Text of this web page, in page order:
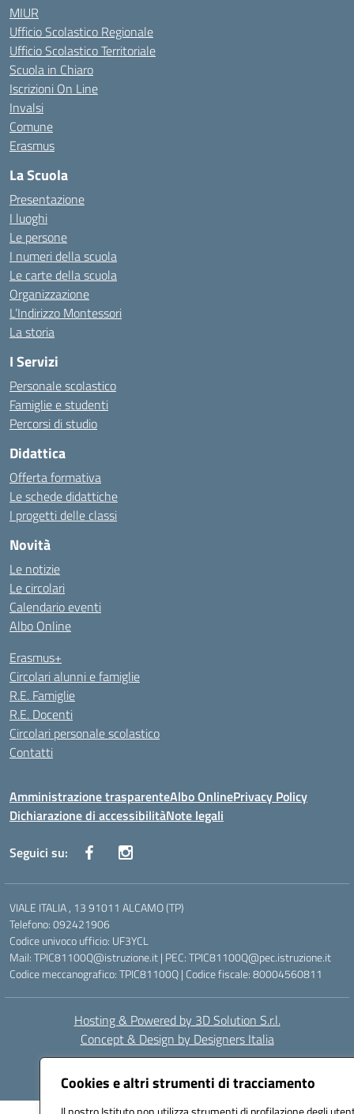
Cookies e altri strumenti di tracciamento
MIUR
Ufficio Scolastico Regionale
Ufficio Scolastico Territoriale
Scuola in Chiaro
Iscrizioni On Line
Invalsi
Comune
Erasmus
La Scuola
Presentazione
I luoghi
Le persone
I numeri della scuola
Le carte della scuola
Organizzazione
L’Indirizzo Montessori
La storia
I Servizi
Personale scolastico
Famiglie e studenti
Percorsi di studio
Didattica
Offerta formativa
Le schede didattiche
I progetti delle classi
Novità
Le notizie
Le circolari
Calendario eventi
Albo Online
Erasmus+
Circolari alunni e famiglie
R.E. Famiglie
R.E. Docenti
Circolari personale scolastico
Contatti
Amministrazione trasparenteAlbo OnlinePrivacy Policy
Dichiarazione di accessibilitàNote legali
Seguici su:
VIALE ITALIA , 13 91011 ALCAMO (TP)
Telefono: 092421906
Codice univoco ufficio: UF3YCL
Mail: TPIC81100Q@istruzione.it | PEC: TPIC81100Q@pec.istruzione.it
Codice meccanografico: TPIC81100Q | Codice fiscale: 80004560811
Hosting & Powered by 3D Solution S.r.l.
Concept & Design by Designers Italia